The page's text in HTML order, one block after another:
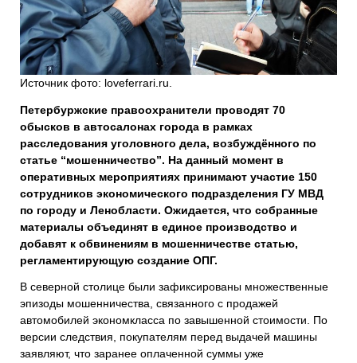
Источник фото: loveferrari.ru.
Петербуржские правоохранители проводят 70
обысков в автосалонах города в рамках
расследования уголовного дела, возбуждённого по
статье “мошенничество”. На данный момент в
оперативных мероприятиях принимают участие 150
сотрудников экономического подразделения ГУ МВД
по городу и Ленобласти. Ожидается, что собранные
материалы объединят в единое производство и
добавят к обвинениям в мошенничестве статью,
регламентирующую создание ОПГ.
В северной столице были зафиксированы множественные
эпизоды мошенничества, связанного с продажей
автомобилей экономкласса по завышенной стоимости. По
версии следствия, покупателям перед выдачей машины
заявляют, что заранее оплаченной суммы уже